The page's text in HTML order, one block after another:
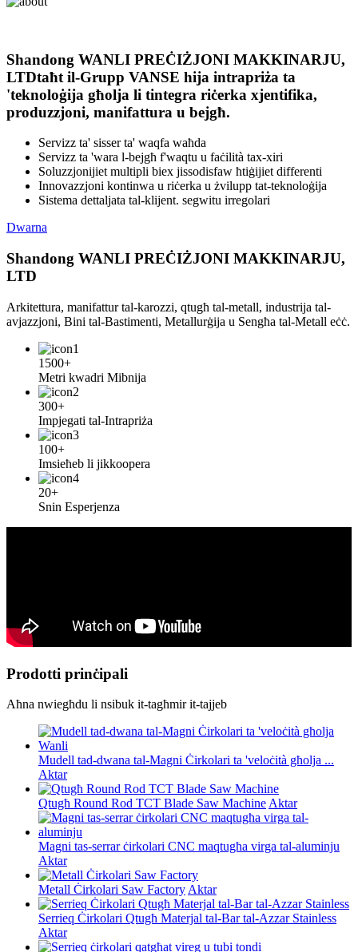
Shandong WANLI PREĊIŻJONI MAKKINARJU,
LTDtaħt il-Grupp VANSE hija intrapriża ta
'teknoloġija għolja li tintegra riċerka xjentifika,
produzzjoni, manifattura u bejgħ.
Servizz ta' sisser ta' waqfa waħda
Servizz ta 'wara l-bejgħ f'waqtu u faċilità tax-xiri
Soluzzjonijiet multipli biex jissodisfaw ħtiġijiet differenti
Innovazzjoni kontinwa u riċerka u żvilupp tat-teknoloġija
Sistema dettaljata tal-klijent. segwitu irregolari
Dwarna
Shandong WANLI PREĊIŻJONI MAKKINARJU,
LTD
Arkitettura, manifattur tal-karozzi, qtugħ tal-metall, industrija tal-
avjazzjoni, Bini tal-Bastimenti, Metallurġija u Sengħa tal-Metall eċċ.
1500+
Metri kwadri Mibnija
300+
Impjegati tal-Intrapriża
100+
Imsieħeb li jikkoopera
20+
Snin Esperjenza
Prodotti prinċipali
Aħna nwiegħdu li nsibuk it-tagħmir it-tajjeb
Mudell tad-dwana tal-Magni Ċirkolari ta 'veloċità għolja ...
Aktar
Qtugħ Round Rod TCT Blade Saw Machine Aktar
Magni tas-serrar ċirkolari CNC maqtugħa virga tal-aluminju
Aktar
Metall Ċirkolari Saw Factory Aktar
Serrieq Ċirkolari Qtugħ Materjal tal-Bar tal-Azzar Stainless
Aktar